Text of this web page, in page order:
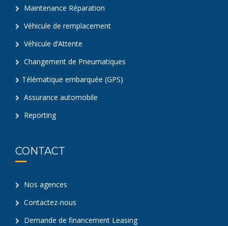
Maintenance Réparation
Véhicule de remplacement
Véhicule d’Attente
Changement de Pneumatiques
Télématique embarquée (GPS)
Assurance automobile
Reporting
CONTACT
Nos agences
Contactez-nous
Demande de financement Leasing